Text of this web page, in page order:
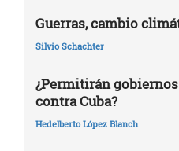
Guerras, cambio
Silvio Schachter
¿Permitirán
contra Cuba?
Hedelberto López Blanch